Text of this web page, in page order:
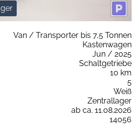
Van / Transporter bis 7,5 Tonnen
Kastenwagen
Jun / 2025
Schaltgetriebe
10 km
5
Weiß
Zentrallager
ab ca. 11.08.2026
14056